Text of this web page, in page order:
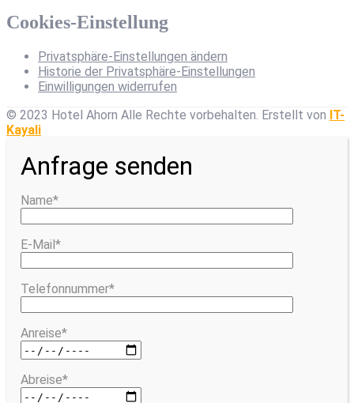
Cookies-Einstellung
Privatsphäre-Einstellungen ändern
Historie der Privatsphäre-Einstellungen
Einwilligungen widerrufen
© 2023 Hotel Ahorn Alle Rechte vorbehalten. Erstellt von IT-
Kayali
Anfrage senden
Name*
E-Mail*
Telefonnummer*
Anreise*
Abreise*